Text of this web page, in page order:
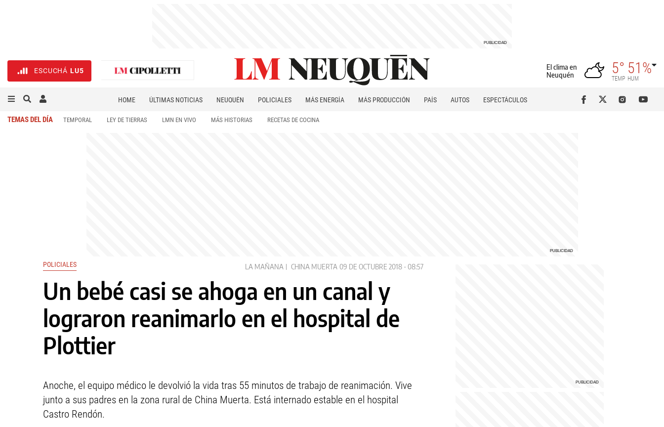
ESCUCHÁ LU5
El clima en
Neuquén
5°
TEMP
51%
HUM
HOME ÚLTIMAS NOTICIAS NEUQUÉN POLICIALES MÁS ENERGÍA MÁS PRODUCCIÓN PAÍS AUTOS
ESPECTÁCULOS
TEMAS DEL DÍA TEMPORAL LEY DE TIERRAS LMN EN VIVO MÁS HISTORIAS RECETAS DE COCINA
POLICIALES LA MAÑANA CHINA MUERTA 09 DE OCTUBRE 2018 - 08:57
Un bebé casi se ahoga en un canal y
lograron reanimarlo en el hospital de
Plottier
Anoche, el equipo médico le devolvió la vida tras 55 minutos de trabajo de reanimación. Vive
junto a sus padres en la zona rural de China Muerta. Está internado estable en el hospital
Castro Rendón.